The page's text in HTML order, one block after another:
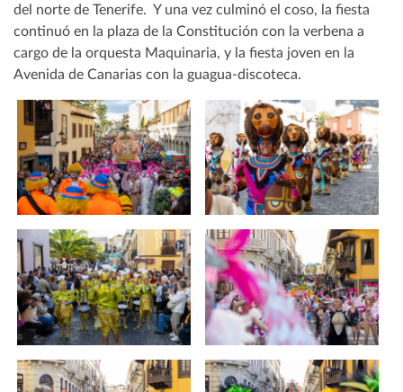
del norte de Tenerife. Y una vez culminó el coso, la fiesta
continuó en la plaza de la Constitución con la verbena a
cargo de la orquesta Maquinaria, y la fiesta joven en la
Avenida de Canarias con la guagua-discoteca.